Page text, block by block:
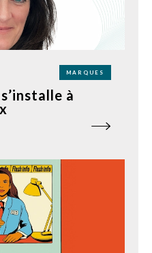
MARQUES
à